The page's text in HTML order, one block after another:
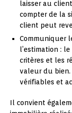
laisser au
compter de la
client peut
Communiquer
l’estimation :
critères et les
valeur du bien.
vérifiables et
Il convient